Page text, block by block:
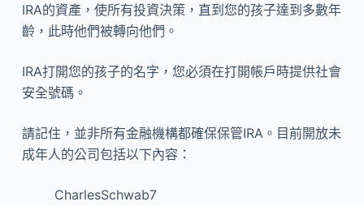
IRA的資產，使所有投資決策，直到您的孩子達到多數年
齡，此時他們被轉向他們。
IRA打開您的孩子的名字，您必須在打開帳戶時提供社會
安全號碼。
請記住，並非所有金融機構都確保保管IRA。目前開放未
成年人的公司包括以下內容：
CharlesSchwab7